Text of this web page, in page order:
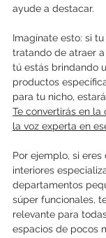
ayude a destacar.
Imagínate esto: si
tratando de atraer
tú estás brindando
productos
para tu nicho,
Te convertirás en
la voz experta en
Por ejemplo, si
interiores
departamentos
súper funcionales,
relevante para
espacios de pocos